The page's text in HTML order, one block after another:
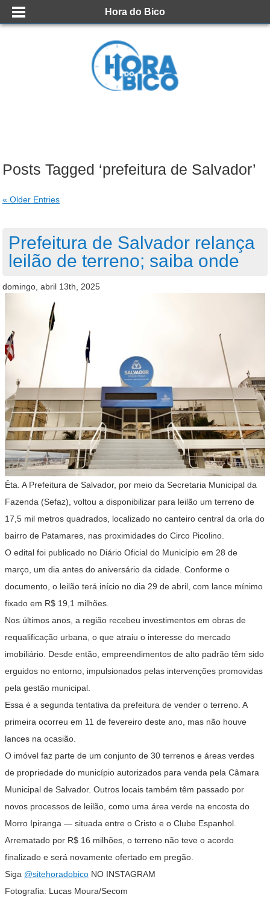
Hora do Bico
Posts Tagged ‘prefeitura de Salvador’
« Older Entries
Prefeitura de Salvador relança
leilão de terreno; saiba onde
domingo, abril 13th, 2025
Êta. A Prefeitura de Salvador, por meio da Secretaria Municipal da
Fazenda (Sefaz), voltou a disponibilizar para leilão um terreno de
17,5 mil metros quadrados, localizado no canteiro central da orla do
bairro de Patamares, nas proximidades do Circo Picolino.
O edital foi publicado no Diário Oficial do Município em 28 de
março, um dia antes do aniversário da cidade. Conforme o
documento, o leilão terá início no dia 29 de abril, com lance mínimo
fixado em R$ 19,1 milhões.
Nos últimos anos, a região recebeu investimentos em obras de
requalificação urbana, o que atraiu o interesse do mercado
imobiliário. Desde então, empreendimentos de alto padrão têm sido
erguidos no entorno, impulsionados pelas intervenções promovidas
pela gestão municipal.
Essa é a segunda tentativa da prefeitura de vender o terreno. A
primeira ocorreu em 11 de fevereiro deste ano, mas não houve
lances na ocasião.
O imóvel faz parte de um conjunto de 30 terrenos e áreas verdes
de propriedade do município autorizados para venda pela Câmara
Municipal de Salvador. Outros locais também têm passado por
novos processos de leilão, como uma área verde na encosta do
Morro Ipiranga — situada entre o Cristo e o Clube Espanhol.
Arrematado por R$ 16 milhões, o terreno não teve o acordo
finalizado e será novamente ofertado em pregão.
Siga @sitehoradobico NO INSTAGRAM
Fotografia: Lucas Moura/Secom